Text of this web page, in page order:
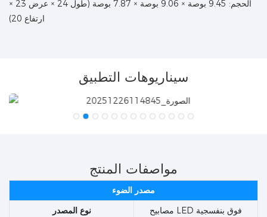
الحجم: 9.45 بوصة × 9.06 بوصة × 7.87 بوصة (طول 24 × عرض 23 ×
ارتفاع 20)
سيناريوهات التطبيق
مواصفات المنتج
مصدر الضوء
نوع المصدر
مصابيح LED فوق بنفسجية